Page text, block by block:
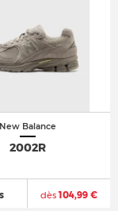
New Balance
2002R
dès104,99 €